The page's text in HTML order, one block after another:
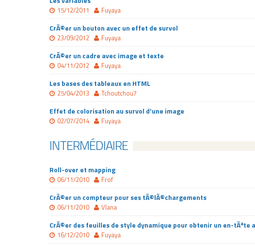
15/12/2011 Fuyaya
CrÃ©er un bouton avec un effet de survol
23/09/2012 Fuyaya
CrÃ©er un cadre avec image et texte
04/11/2012 Fuyaya
Les bases des tableaux en HTML
25/04/2013 Tchoutchou7
Effet de colorisation au survol d'une image
02/07/2014 Fuyaya
INTERMÉDIAIRE
Roll-over et mapping
06/11/2010 Frof
CrÃ©er un compteur pour ses tÃ©lÃ©chargements
06/11/2010 Vlana
CrÃ©er des feuilles de style dynamique pour obtenir un en-tÃªte
16/12/2010 Fuyaya